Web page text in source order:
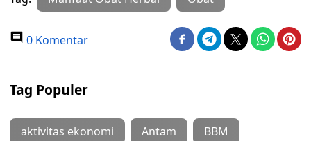
0 Komentar
Tag Populer
aktivitas ekonomi Antam BBM